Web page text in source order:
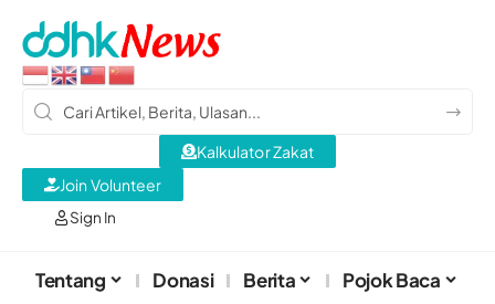
Sign In
Kalkulator Zakat
Join Volunteer
Tentang Donasi Berita Pojok Baca